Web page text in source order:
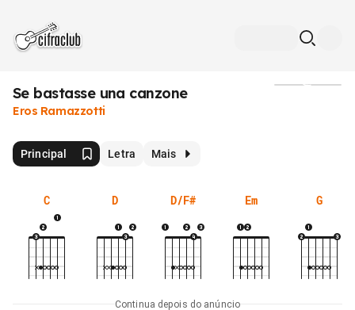
Se bastasse una canzone
Eros Ramazzotti
Principal Letra Mais
C D D/F# Em G
Continua depois do anúncio